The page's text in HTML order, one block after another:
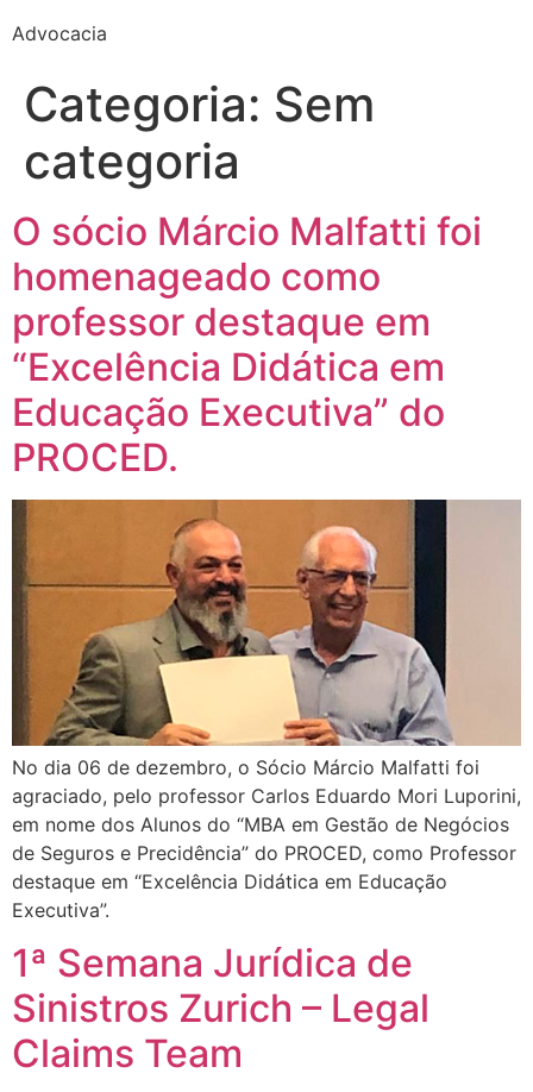
Advocacia
Categoria: Sem
categoria
O sócio Márcio Malfatti foi
homenageado como
professor destaque em
“Excelência Didática em
Educação Executiva” do
PROCED.
No dia 06 de dezembro, o Sócio Márcio Malfatti foi
agraciado, pelo professor Carlos Eduardo Mori Luporini,
em nome dos Alunos do “MBA em Gestão de Negócios
de Seguros e Precidência” do PROCED, como Professor
destaque em “Excelência Didática em Educação
Executiva”.
1ª Semana Jurídica de
Sinistros Zurich – Legal
Claims Team